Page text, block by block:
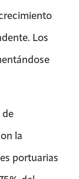
Los
la
portuarias